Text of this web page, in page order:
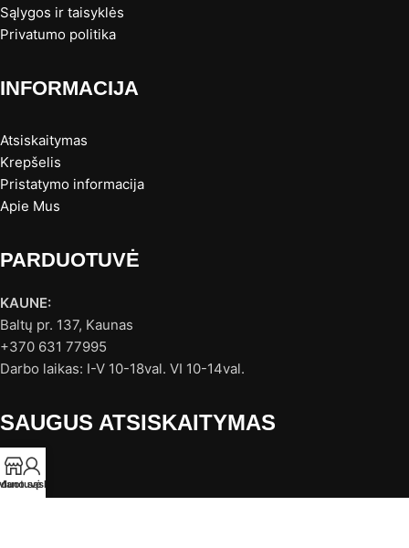
Sąlygos ir taisyklės
Privatumo politika
INFORMACIJA
Atsiskaitymas
Krepšelis
Pristatymo informacija
Apie Mus
PARDUOTUVĖ
KAUNE:
Baltų pr. 137, Kaunas
+370 631 77995
Darbo laikas: I-V 10-18val. VI 10-14val.
SAUGUS ATSISKAITYMAS
sąskaita